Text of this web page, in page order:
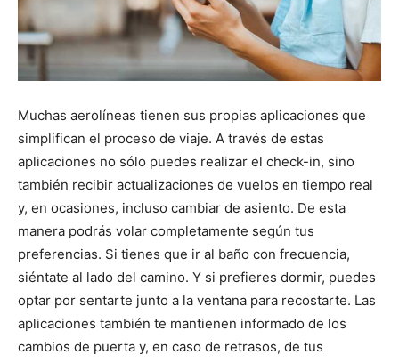
Muchas aerolíneas tienen sus propias aplicaciones que
simplifican el proceso de viaje. A través de estas
aplicaciones no sólo puedes realizar el check-in, sino
también recibir actualizaciones de vuelos en tiempo real
y, en ocasiones, incluso cambiar de asiento. De esta
manera podrás volar completamente según tus
preferencias. Si tienes que ir al baño con frecuencia,
siéntate al lado del camino. Y si prefieres dormir, puedes
optar por sentarte junto a la ventana para recostarte. Las
aplicaciones también te mantienen informado de los
cambios de puerta y, en caso de retrasos, de tus